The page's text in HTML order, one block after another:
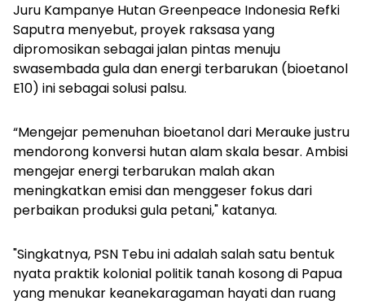
Juru Kampanye Hutan Greenpeace Indonesia Refki
Saputra menyebut, proyek raksasa yang
dipromosikan sebagai jalan pintas menuju
swasembada gula dan energi terbarukan (bioetanol
E10) ini sebagai solusi palsu.
“Mengejar pemenuhan bioetanol dari Merauke justru
mendorong konversi hutan alam skala besar. Ambisi
mengejar energi terbarukan malah akan
meningkatkan emisi dan menggeser fokus dari
perbaikan produksi gula petani," katanya.
"Singkatnya, PSN Tebu ini adalah salah satu bentuk
nyata praktik kolonial politik tanah kosong di Papua
yang menukar keanekaragaman hayati dan ruang